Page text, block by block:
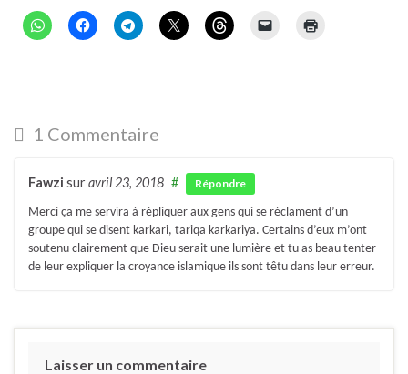
1 Commentaire
Fawzi sur avril 23, 2018 # Répondre
Merci ça me servira à répliquer aux gens qui se réclament d’un
groupe qui se disent karkari, tariqa karkariya. Certains d’eux m’ont
soutenu clairement que Dieu serait une lumière et tu as beau tenter
de leur expliquer la croyance islamique ils sont têtu dans leur erreur.
Laisser un commentaire